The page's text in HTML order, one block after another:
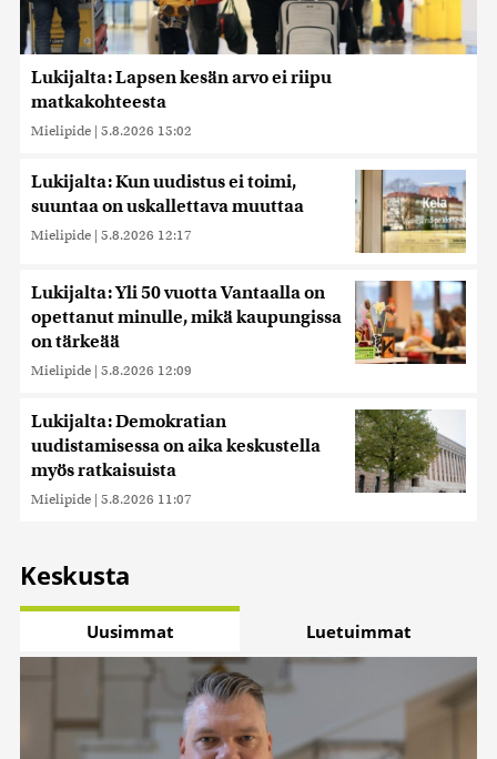
Lukijalta: Lapsen kesän arvo ei riipu
matkakohteesta
Mielipide | 5.8.2026 15:02
Lukijalta: Kun uudistus ei toimi,
suuntaa on uskallettava muuttaa
Mielipide | 5.8.2026 12:17
Lukijalta: Yli 50 vuotta Vantaalla on
opettanut minulle, mikä kaupungissa
on tärkeää
Mielipide | 5.8.2026 12:09
Lukijalta: Demokratian
uudistamisessa on aika keskustella
myös ratkaisuista
Mielipide | 5.8.2026 11:07
Keskusta
Uusimmat Luetuimmat